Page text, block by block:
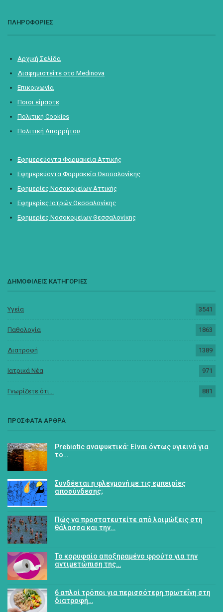
ΠΛΗΡΟΦΟΡΙΕΣ
Αρχική Σελίδα
Διαφημιστείτε στο Medinova
Επικοινωνία
Ποιοι είμαστε
Πολιτική Cookies
Πολιτική Απορρήτου
Εφημερεύοντα Φαρμακεία Αττικής
Εφημερεύοντα Φαρμακεία Θεσσαλονίκης
Εφημερίες Νοσοκομείων Αττικής
Εφημερίες Ιατρών Θεσσαλονίκης
Εφημερίες Νοσοκομείων Θεσσαλονίκης
ΔΗΜΟΦΙΛΕΙΣ ΚΑΤΗΓΟΡΙΕΣ
Υγεία 3541
Παθολογία 1863
Διατροφή 1389
Ιατρικά Νέα 971
Γνωρίζετε ότι... 881
ΠΡΟΣΦΑΤΑ ΑΡΘΡΑ
Prebiotic αναψυκτικά: Είναι όντως υγιεινά για
το…
Συνδέεται η φλεγμονή με τις εμπειρίες
αποσύνδεσης;
Πώς να προστατευτείτε από λοιμώξεις στη
θάλασσα και την…
Το κορυφαίο αποξηραμένο φρούτο για την
αντιμετώπιση της…
6 απλοί τρόποι για περισσότερη πρωτεΐνη στη
διατροφή…